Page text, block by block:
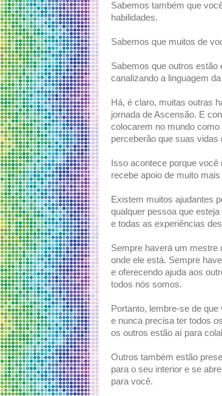
Sabemos também que
habilidades.
Sabemos que muitos de
Sabemos que outros estão
canalizando a linguagem
Há, é claro, muitas outras
jornada de Ascensão. E
colocarem no mundo
perceberão que suas
Isso acontece porque
recebe apoio de muito
Existem muitos ajudantes
qualquer pessoa que
e todas as experiências
Sempre haverá um mestre
onde ele está. Sempre
e oferecendo ajuda aos
todos nós somos.
Portanto, lembre-se de
e nunca precisa ter todos
os outros estão aí para
Outros também estão
para o seu interior e se
para você.